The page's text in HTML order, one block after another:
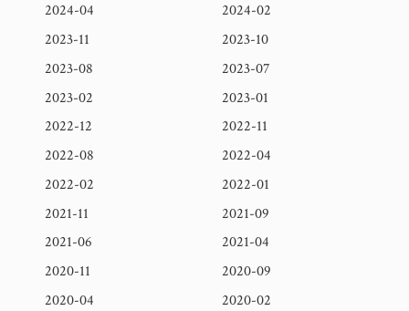
2024-04
2024-02
2023-11
2023-10
2023-08
2023-07
2023-02
2023-01
2022-12
2022-11
2022-08
2022-04
2022-02
2022-01
2021-11
2021-09
2021-06
2021-04
2020-11
2020-09
2020-04
2020-02